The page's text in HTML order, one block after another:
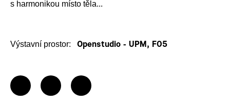
s harmonikou místo těla...
Výstavní prostor: Openstudio - UPM, F05